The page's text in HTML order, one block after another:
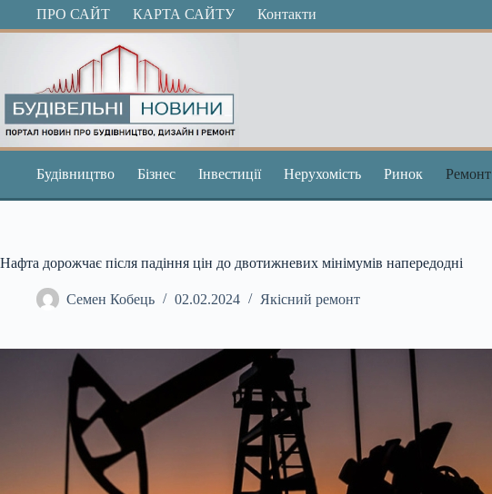
ПерейтиПРО САЙТ КАРТА САЙТУ Контакти
Будівництво Бізнес Інвестиції Нерухомість Ринок Ремонт
Нафта дорожчає після падіння цін до двотижневих мінімумів напередодні
Семен Кобець 02.02.2024 Якісний ремонт